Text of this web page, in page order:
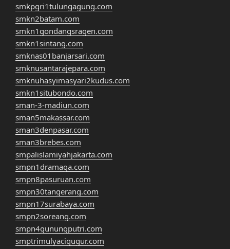
smkpgri1tulungagung.com
smkn2batam.com
smkn1gondangsragen.com
smkn1sintang.com
smknas01banjarsari.com
smknusantarajepara.com
smknuhasyimasyari2kudus.com
smkn1situbondo.com
sman-3-madiun.com
sman5makassar.com
sman3denpasar.com
sman3brebes.com
smpalislamiyahjakarta.com
smpn1dramaga.com
smpn8pasuruan.com
smpn30tangerang.com
smpn17surabaya.com
smpn2soreang.com
smpn4gunungputri.com
smptrimulyacigugur.com